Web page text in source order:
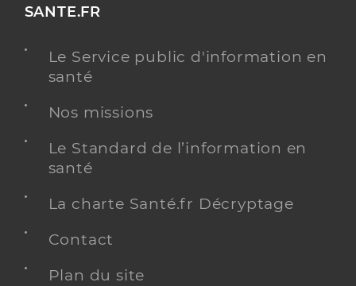
SANTE.FR
Le Service public d'information en
santé
Nos missions
Le Standard de l’information en
santé
La charte Santé.fr Décryptage
Contact
Plan du site